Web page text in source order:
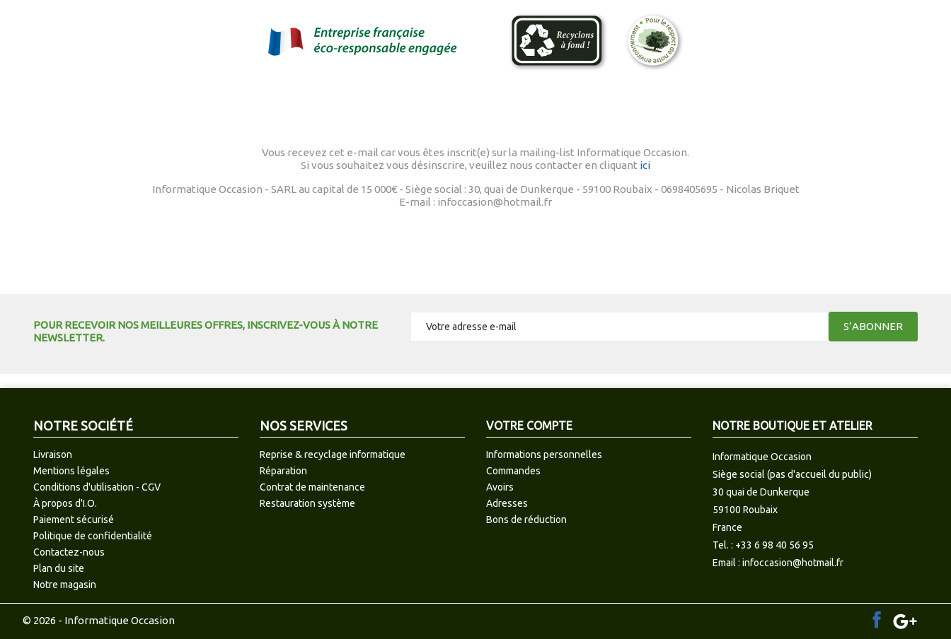
Vous recevez cet e-mail car vous êtes inscrit(e) sur la mailing-list Informatique Occasion.
Si vous souhaitez vous désinscrire, veuillez nous contacter en cliquant ici
Informatique Occasion - SARL au capital de 15 000€ - Siège social : 30, quai de Dunkerque - 59100 Roubaix - 0698405695 - Nicolas Briquet
E-mail : infoccasion@hotmail.fr
POUR RECEVOIR NOS MEILLEURES OFFRES, INSCRIVEZ-VOUS À NOTRE
NEWSLETTER.
NOTRE SOCIÉTÉ
Livraison
Mentions légales
Conditions d'utilisation - CGV
À propos d'I.O.
Paiement sécurisé
Politique de confidentialité
Contactez-nous
Plan du site
Notre magasin
NOS SERVICES
Reprise & recyclage informatique
Réparation
Contrat de maintenance
Restauration système
VOTRE COMPTE
Informations personnelles
Commandes
Avoirs
Adresses
Bons de réduction
NOTRE BOUTIQUE ET ATELIER
Informatique Occasion
Siège social (pas d'accueil du public)
30 quai de Dunkerque
59100 Roubaix
France
Tel. : +33 6 98 40 56 95
Email : infoccasion@hotmail.fr
© 2026 - Informatique Occasion